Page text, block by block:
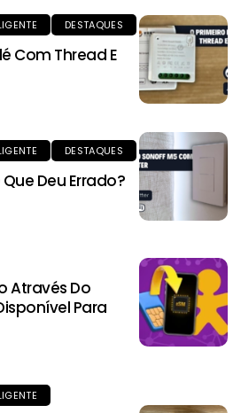
DESTAQUES
Com Thread E
DESTAQUES
Deu Errado?
Através Do
Para